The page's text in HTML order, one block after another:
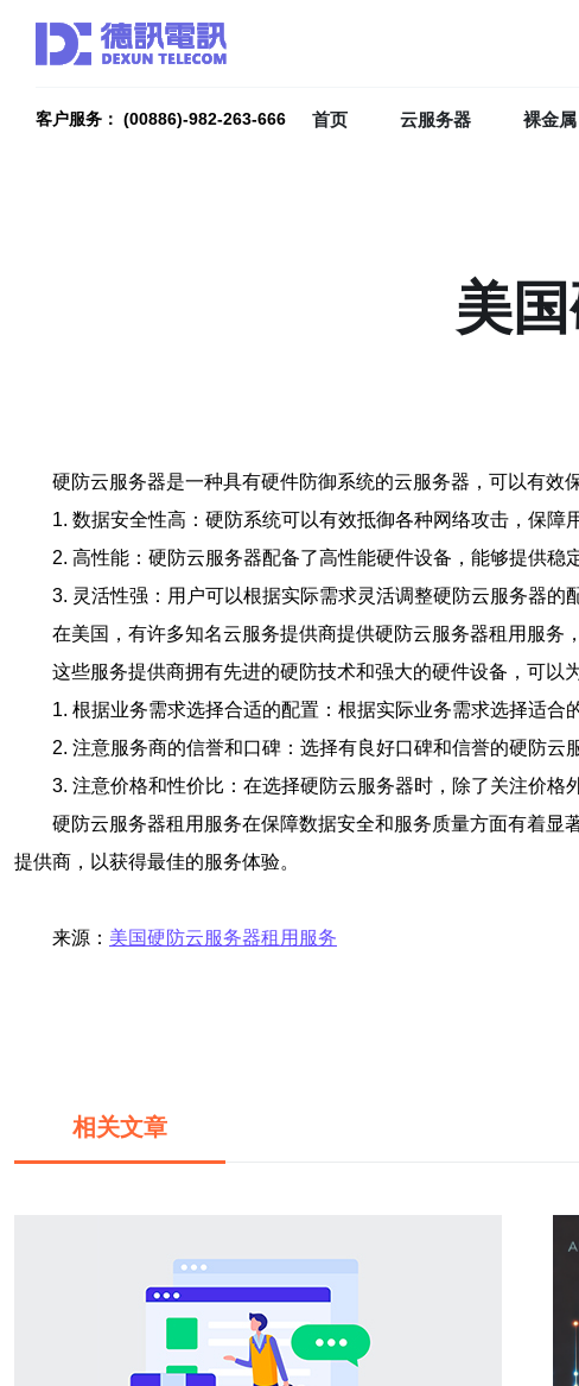
客户服务： (00886)-982-263-666 首页 云服务器 裸金属
美
硬防云服务器是一种具有硬件防御系统的云服务器，可以有效
1. 数据安全性高：硬防系统可以有效抵御各种网络攻击，保障
2. 高性能：硬防云服务器配备了高性能硬件设备，能够提供稳
3. 灵活性强：用户可以根据实际需求灵活调整硬防云服务器的
在美国，有许多知名云服务提供商提供硬防云服务器租用服务
这些服务提供商拥有先进的硬防技术和强大的硬件设备，可以
1. 根据业务需求选择合适的配置：根据实际业务需求选择适合
2. 注意服务商的信誉和口碑：选择有良好口碑和信誉的硬防云
3. 注意价格和性价比：在选择硬防云服务器时，除了关注价格
硬防云服务器租用服务在保障数据安全和服务质量方面有着
提供商，以获得最佳的服务体验。
来源： 美国硬防云服务器租用服务
相关文章